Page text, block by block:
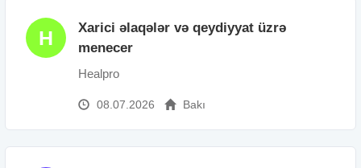
H
Xarici əlaqələr və qeydiyyat üzrə
menecer
Healpro
08.07.2026 Bakı